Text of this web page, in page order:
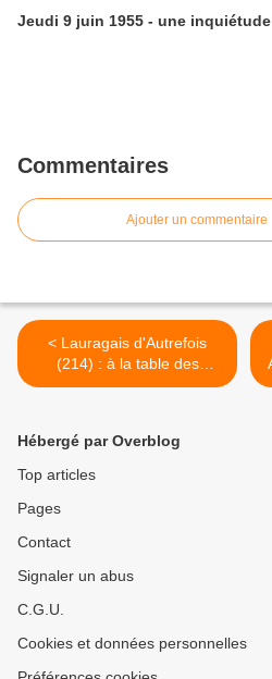
Jeudi 9 juin 1955 - une inquiétude
Commentaires
Ajouter un commentaire
< Lauragais d'Autrefois
(214) : à la table des
métayers
Hébergé par Overblog
Top articles
Pages
Contact
Signaler un abus
C.G.U.
Cookies et données personnelles